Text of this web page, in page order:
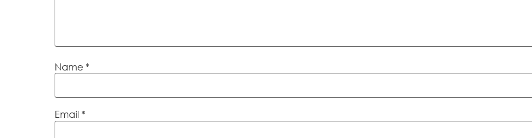
Name *
Email *